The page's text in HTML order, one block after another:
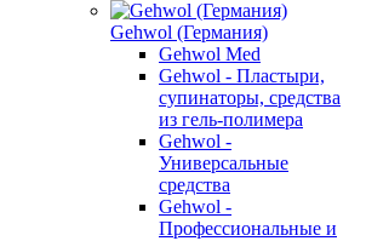
Gehwol (Германия)
Gehwol Med
Gehwol - Пластыри,
супинаторы, средства
из гель-полимера
Gehwol -
Универсальные
средства
Gehwol -
Профессиональные и